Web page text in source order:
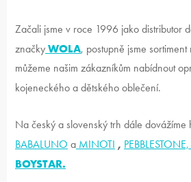
Začali jsme v roce 1996 jako distributor
značky WOLA, postupně jsme
můžeme našim zákazníkům nabídnout
kojeneckého a dětského oblečení.
Na český a slovenský trh dále dovážíme
BABALUNO a MINOTI ,
BOYSTAR.